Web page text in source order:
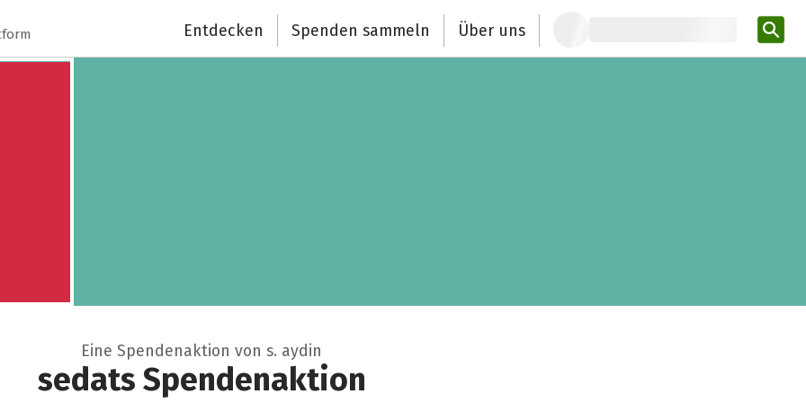
Entdecken Spenden sammeln Über uns
Eine Spendenaktion von s. aydin
sedats Spendenaktion
Schließen